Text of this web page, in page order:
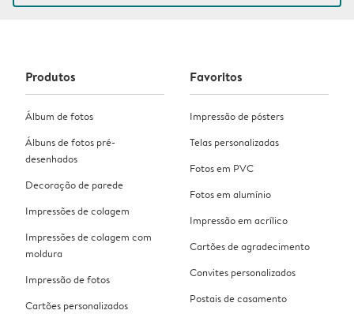
Produtos
Álbum de fotos
Álbuns de fotos pré-
desenhados
Decoração de parede
Impressões de colagem
Impressões de colagem com
moldura
Impressão de fotos
Cartões personalizados
Favoritos
Impressão de pósters
Telas personalizadas
Fotos em PVC
Fotos em alumínio
Impressão em acrílico
Cartões de agradecimento
Convites personalizados
Postais de casamento